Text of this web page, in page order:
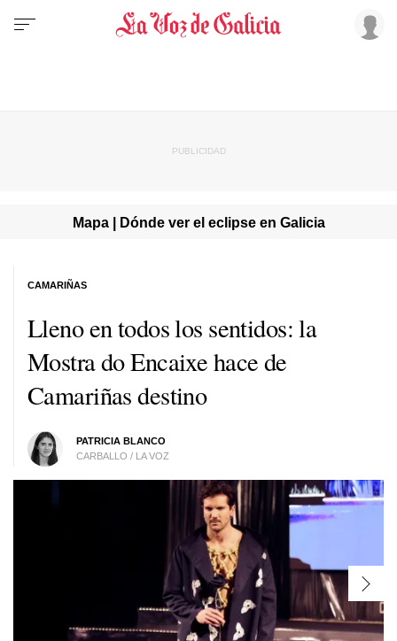
Mapa | Dónde ver el eclipse en Galicia
Lleno en todos los sentidos: la
Mostra do Encaixe hace de
Camariñas destino
PATRICIA BLANCO
CARBALLO / LA VOZ
CAMARIÑAS